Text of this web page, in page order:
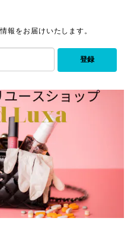
報をお届けいたします。
登録